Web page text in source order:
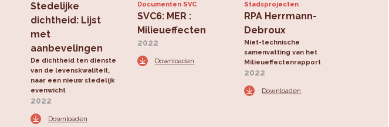
Stedelijke
dichtheid: Lijst
met
aanbevelingen
De dichtheid ten dienste
van de levenskwaliteit,
naar een nieuw stedelijk
evenwicht
2022
Downloaden
Documenten SVC
SVC6: MER :
Milieueffecten
2022
Downloaden
Stadsprojecten
RPA Herrmann-
Debroux
Niet-technische
samenvatting van het
Milieueffectenrapport
2022
Downloaden